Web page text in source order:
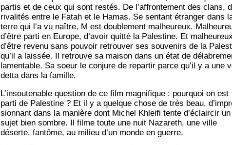
par­tis et de ceux qui sont res­tés. De l’af­fron­te­ment des clans,
riva­li­tés entre le Fatah et le Hamas. Se sen­tant étran­ger dans
terre qui l’a vu naître, M est dou­ble­ment mal­heu­reux.
d’être par­ti en Europe, d’a­voir quit­té la Pales­tine. Et mal­heu­reux
d’être reve­nu sans pou­voir retrou­ver ses sou­ve­nirs de la
qu’il a lais­sée. Il retrouve sa mai­son dans un état de
lamen­table. Sa soeur le conjure de repar­tir parce qu’il y a une
det­ta dans la famille.
L’in­sou­te­nable ques­tion de ce film magni­fique : pour­quoi on est
par­ti de Pales­tine ? Et il y a quelque chose de très beau,
sion­nant dans la manière dont Michel Khlei­fi tente d’é­clair­cir un
sujet bien sombre. Il filme toute une nuit Naza­reth, une ville
déserte, fan­tôme, au milieu d’un monde en guerre.